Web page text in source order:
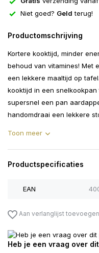
Niet goed? Geld terug!
Productomschrijving
Kortere kooktijd, minder
behoud van vitamines! Met
een lekkere maaltijd op
kooktijd in een
supersnel een pan
handomdraai een lekkere
Toon meer
Productspecificaties
EAN
Aan verlanglijst toevoegen
Heb je een vraag over